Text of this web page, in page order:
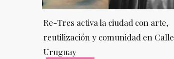
Re-Tres activa la ciudad con arte,
reutilización y comunidad en Calle
Uruguay